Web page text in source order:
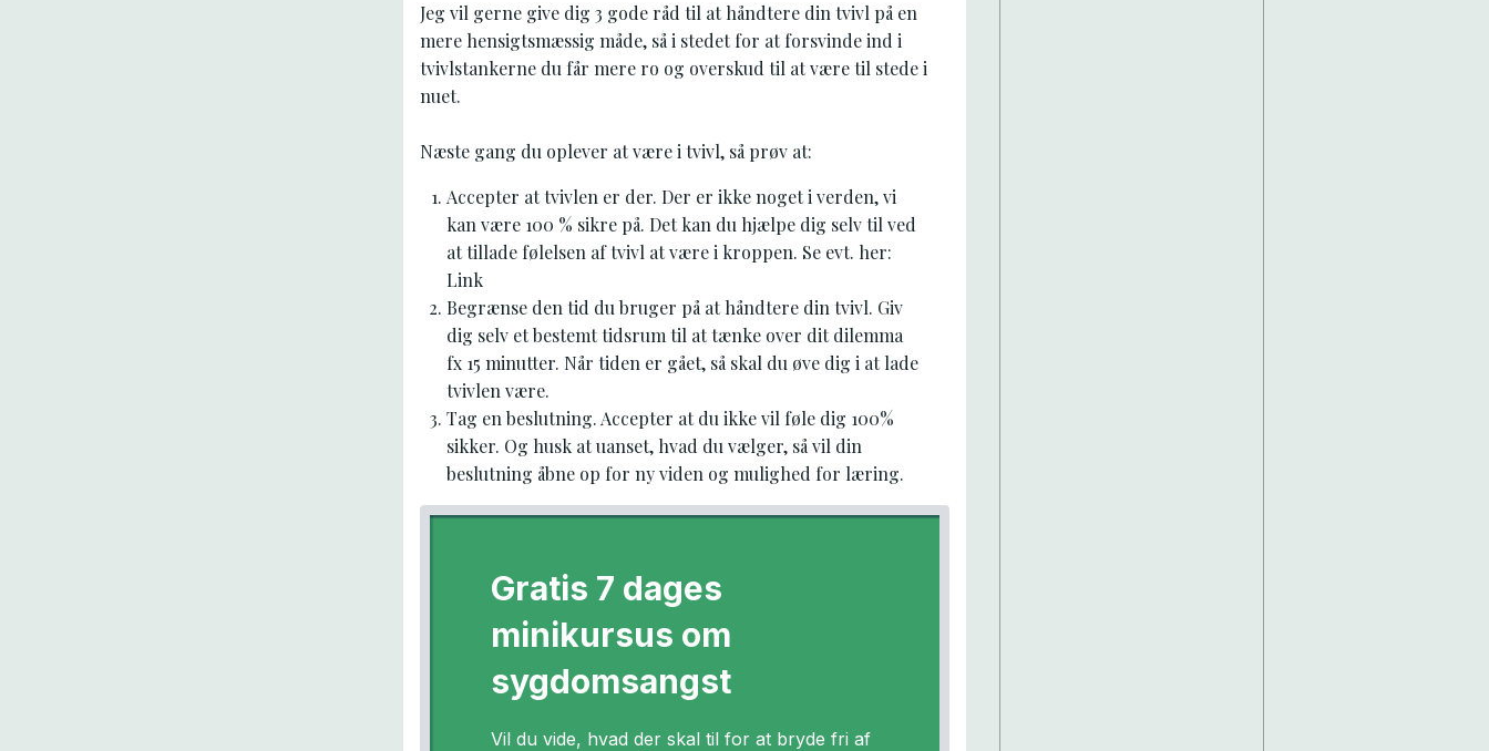
Jeg vil gerne give dig 3 gode råd til at håndtere din tvivl på en
mere hensigtsmæssig måde, så i stedet for at forsvinde ind i
tvivlstankerne du får mere ro og overskud til at være til stede i
nuet.
Næste gang du oplever at være i tvivl, så prøv at:
Accepter at tvivlen er der. Der er ikke noget i verden, vi
kan være 100 % sikre på. Det kan du hjælpe dig selv til ved
at tillade følelsen af tvivl at være i kroppen. Se evt. her:
Link
Begrænse den tid du bruger på at håndtere din tvivl. Giv
dig selv et bestemt tidsrum til at tænke over dit dilemma
fx 15 minutter. Når tiden er gået, så skal du øve dig i at lade
tvivlen være.
Tag en beslutning. Accepter at du ikke vil føle dig 100%
sikker. Og husk at uanset, hvad du vælger, så vil din
beslutning åbne op for ny viden og mulighed for læring.
Gratis 7 dages
minikursus om
sygdomsangst
Vil du vide, hvad der skal til for at bryde fri af